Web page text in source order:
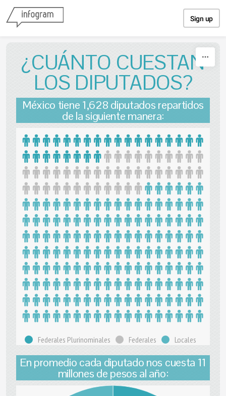
Sign up
¿CUÁNTO CUESTAN
LOS DIPUTADOS?
México tiene 1,628 diputados repartidos
de la siguiente manera:
Federales Plurinominales Federales Locales
En promedio cada diputado nos cuesta 11
millones de pesos al año: